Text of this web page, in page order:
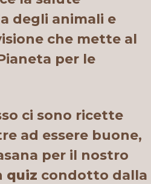
degli animali e
che mette al
per le
ci sono ricette
ad essere buone,
per il nostro
quiz condotto dalla